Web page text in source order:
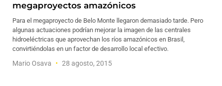
megaproyectos amazónicos
Para el megaproyecto de Belo Monte llegaron demasiado tarde. Pero
algunas actuaciones podrían mejorar la imagen de las centrales
hidroeléctricas que aprovechan los ríos amazónicos en Brasil,
convirtiéndolas en un factor de desarrollo local efectivo.
Mario Osava 28 agosto, 2015